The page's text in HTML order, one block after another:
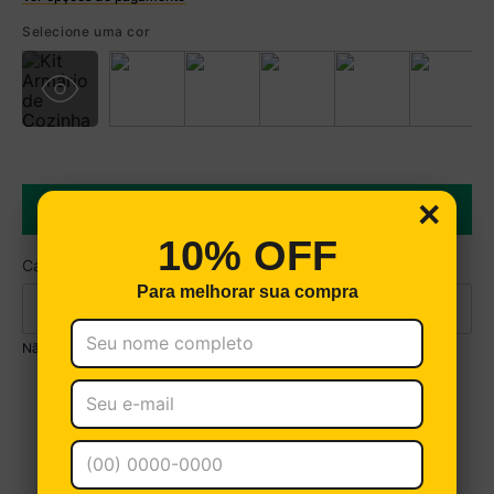
R$ 598,49 à vista no Boleto
% de desconto)
Você economiza R$ 31,50
Selecione uma cor
Não sei meu CEP
VEJA PRODUTOS SIMILARES
×
10% OFF
Para melhorar sua compra